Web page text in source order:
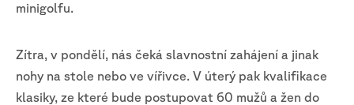
minigolfu.
Zítra, v pondělí, nás čeká slavnostní zahájení a jinak
nohy na stole nebo ve vířivce. V úterý pak kvalifikace
klasiky, ze které bude postupovat 60 mužů a žen do